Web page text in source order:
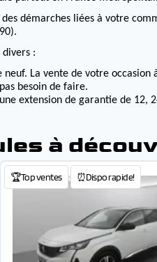
démarches liées à votre
divers :
La vente de votre
besoin de faire.
extension de garantie de 12,
à
🏆Top ventes ⏰Dispo rapide!